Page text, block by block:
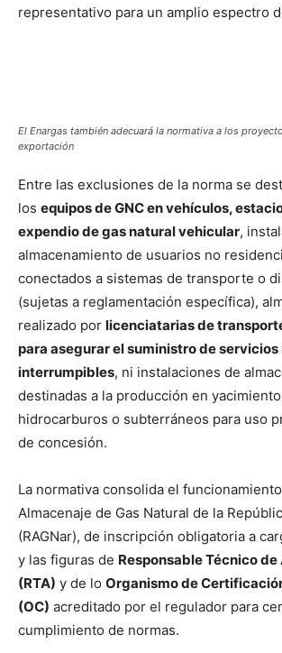
representativo para un amplio espectro
El Enargas también adecuará la normativa a los
exportación
Entre las exclusiones de la norma se
los equipos de GNC en vehículos,
expendio de gas natural vehicular,
almacenamiento de usuarios no
conectados a sistemas de transporte o
(sujetas a reglamentación específica),
realizado por licenciatarias de
para asegurar el suministro de servicios
interrumpibles, ni instalaciones de
destinadas a la producción en
hidrocarburos o subterráneos para uso
de concesión.
La normativa consolida el
Almacenaje de Gas Natural de la
(RAGNar), de inscripción obligatoria a
y las figuras de Responsable Técnico
(RTA) y de lo Organismo de
(OC) acreditado por el regulador para
cumplimiento de normas.